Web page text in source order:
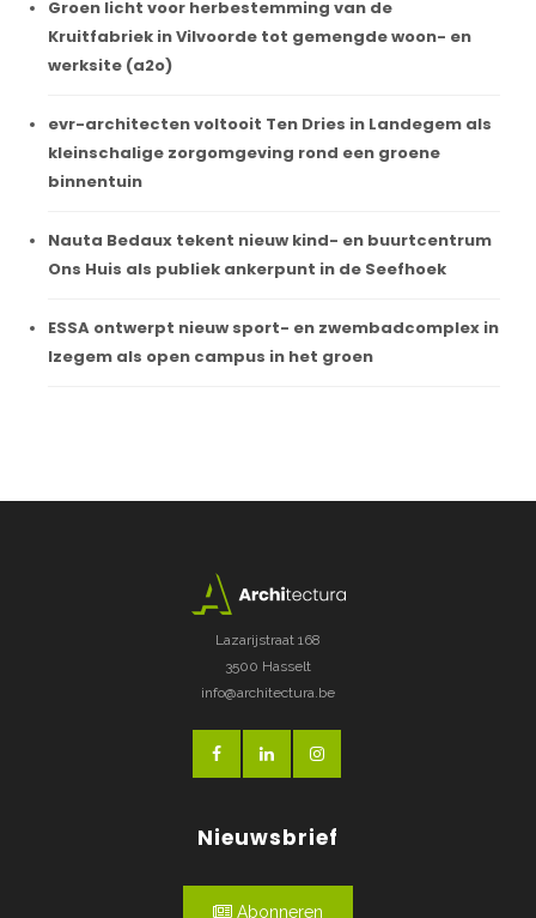
Groen licht voor herbestemming van de
Kruitfabriek in Vilvoorde tot gemengde woon- en
werksite (a2o)
evr-architecten voltooit Ten Dries in Landegem als
kleinschalige zorgomgeving rond een groene
binnentuin
Nauta Bedaux tekent nieuw kind- en buurtcentrum
Ons Huis als publiek ankerpunt in de Seefhoek
ESSA ontwerpt nieuw sport- en zwembadcomplex in
Izegem als open campus in het groen
Lazarijstraat 168
3500 Hasselt
info@architectura.be
Nieuwsbrief
Abonneren